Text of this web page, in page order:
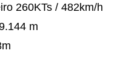
260KTs / 482km/h
m